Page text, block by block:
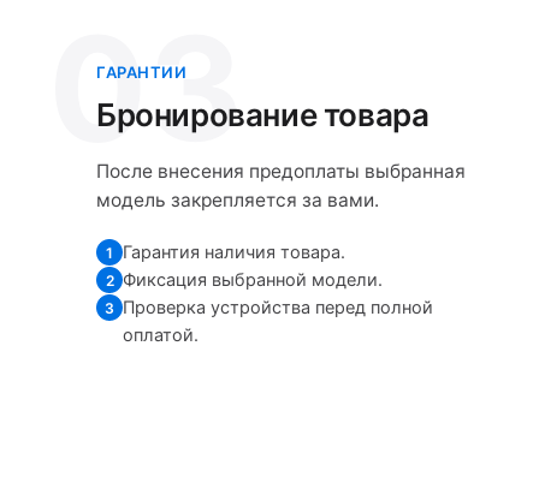
03
ГАРАНТИИ
Бронирование товара
После внесения предоплаты выбранная
модель закрепляется за вами.
1 Гарантия наличия товара.
2 Фиксация выбранной модели.
3 Проверка устройства перед полной
оплатой.